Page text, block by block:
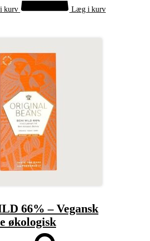
kurv Læg i kurv
66% – Vegansk
økologisk